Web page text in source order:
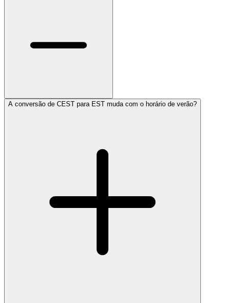
A conversão de CEST para EST muda com o horário de verão?